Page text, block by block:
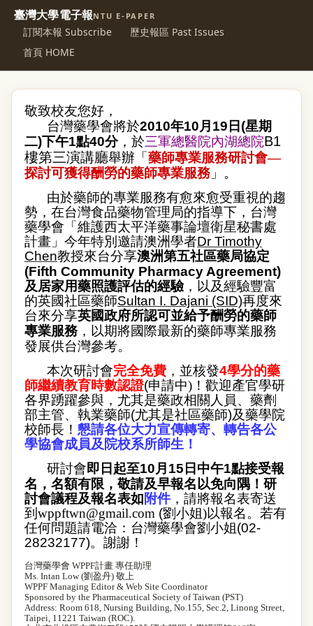
臺灣大學電子報NTU E-PAPER
訂閱本報 Subscribe
歷史報區 Past Issues
首頁 HOME
敬致校友您好，
台灣藥學會將於2010年10月 19 日 (星期
二)下午1點40分，於三軍總醫院內湖總院B1
樓第三演講廳舉辦「 藥師專業服務研討會—
探討可獲得酬勞的藥師專業服務 」。
由於藥師的專業服務有愈來愈受重視的趨
勢，在台灣食品藥物管理局的指導下，台灣
藥學會「維護西太平洋藥事論壇衛星秘書處
計畫」今年特別邀請澳洲學者Dr Timothy
Chen教授來台分享澳洲第五社區藥局協定
(Fifth Community Pharmacy Agreement)
及居家用藥照護評估的經驗，以及經驗豐富
的英國社區藥師Sultan I. Dajani (SID)再度來
台來分享英國政府所認可並給予酬勞的藥師
專業服務 ，以期將國際最新的藥師專業服務
發展供台灣參考。
本次研討會完全免費 ，並核發4學分的藥
師繼續教育時數認證(申請中)！歡迎產官學研
各界踴躍參與，尤其是藥政相關人員、藥劑
部主管、執業藥師(尤其是社區藥師)及藥學院
校師長！ 懇請各位大力宣傳轉寄、轉告各公
學協會成員及院校系所師生！
研討會即日起至10月 15 日中午1點接受報
名，名額有限，敬請及早報名以免向隅！研
討會議程及報名表如附件 ，請將報名表寄送
到 wppftwn@gmail.com (劉小姐)以報名。若有
任何問題請電洽：台灣藥學會劉小姐(02-
28232177)。謝謝！
台灣藥學會 WPPF計畫 專任助理
Ms. Intan Low (劉盈丹) 敬上
WPPF Managing Editor & Web Site Coordinator
Sponsored by the Pharmaceutical Society of Taiwan (PST)
Address: Room 618, Nursing Building, No.155, Sec.2, Linong Street,
Taipei, 11221 Taiwan (ROC).